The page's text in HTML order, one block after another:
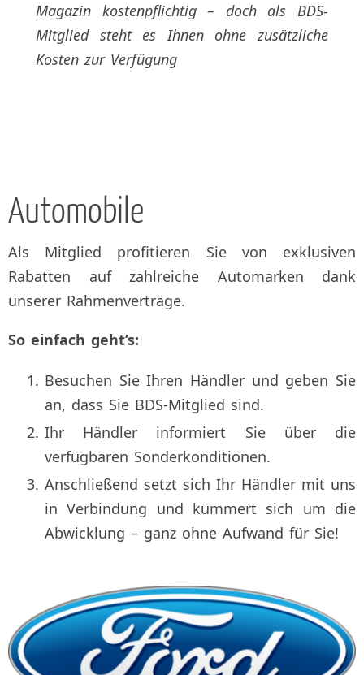
Magazin kostenpflichtig – doch als BDS-
Mitglied steht es Ihnen ohne zusätzliche
Kosten zur Verfügung
Automobile
Als Mitglied profitieren Sie von exklusiven
Rabatten auf zahlreiche Automarken dank
unserer Rahmenverträge.
So einfach geht’s:
Besuchen Sie Ihren Händler und geben Sie
an, dass Sie BDS-Mitglied sind.
Ihr Händler informiert Sie über die
verfügbaren Sonderkonditionen.
Anschließend setzt sich Ihr Händler mit uns
in Verbindung und kümmert sich um die
Abwicklung – ganz ohne Aufwand für Sie!